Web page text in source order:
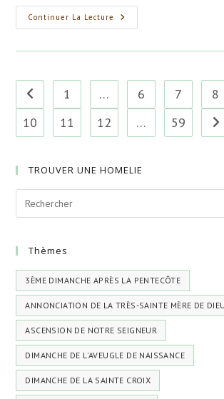
Continuer La Lecture XXIIème
Dimanche
La
Go to the previous page
1 … 6 7 8
10
11 12 … 59
TROUVER UNE HOMELIE
Thèmes
3ÈME DIMANCHE APRÈS LA PENTECÔTE
ANNONCIATION DE LA TRÈS-SAINTE MÈRE DE DIEU
ASCENSION DE NOTRE SEIGNEUR
DIMANCHE DE L'AVEUGLE DE NAISSANCE
DIMANCHE DE LA SAINTE CROIX